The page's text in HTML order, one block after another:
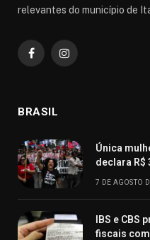
relevantes do município de
FacebookInstagram
BRASIL
Única
declara R$
7 DE AGOSTO
IBS e
fiscais